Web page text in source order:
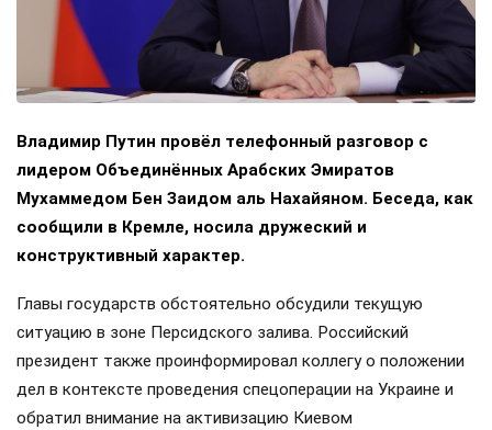
Владимир Путин провёл телефонный разговор с
лидером Объединённых Арабских Эмиратов
Мухаммедом Бен Заидом аль Нахайяном. Беседа, как
сообщили в Кремле, носила дружеский и
конструктивный характер.
Главы государств обстоятельно обсудили текущую
ситуацию в зоне Персидского залива. Российский
президент также проинформировал коллегу о положении
дел в контексте проведения спецоперации на Украине и
обратил внимание на активизацию Киевом